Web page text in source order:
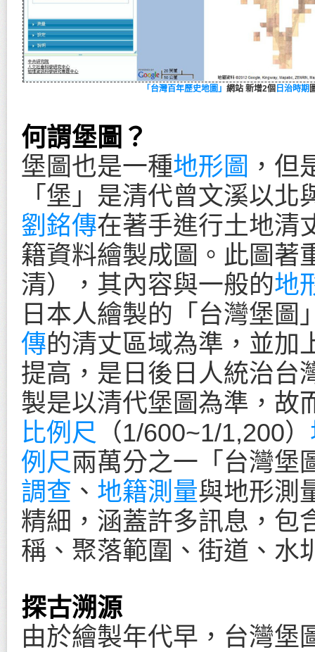
「台灣百年歷史地圖」 網站 新增2個 日治時期
何謂堡圖？
堡圖也是一種地形圖 ，但
「堡」是清代曾文溪以
劉銘傳在著手進行土地清
籍資料繪製成圖。此圖著
清），其內容與一般的地
日本人繪製的「台灣堡圖
傳的清丈區域為準，並加
提高，是日後日人統治台
製是以清代堡圖為準，故
比例尺 （1/600~1/1,200）
例尺兩萬分之一「台灣堡
調查 、 地籍測量與地形測
精細，涵蓋許多訊息，包
稱、聚落範圍、街道、水
探古溯源
由於繪製年代早，台灣堡